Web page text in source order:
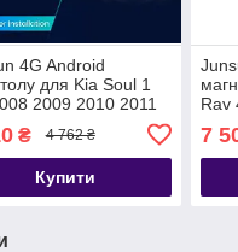
4G Android
для Kia Soul 1
2009 2010 2011
₴ 4 762 ₴
Купити
Rav
7